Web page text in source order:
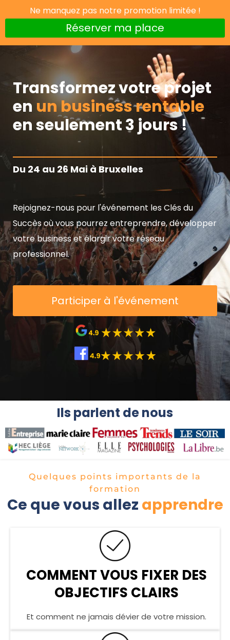
Ne manquez pas notre promotion limitée !
Réserver ma place
Transformez votre projet
en un business rentable
en seulement 3 jours !
Du 24 au 26 Mai à Bruxelles
Rejoignez-nous pour l'événement les Clés du
Succès où vous pourrez entreprendre, développer
votre business et élargir votre réseau
professionnel.
Participer à l'événement
Ils parlent de nous
Quelques points importants de la
formation
Ce que vous allez apprendre
COMMENT VOUS FIXER DES
OBJECTIFS CLAIRS
Et comment ne jamais dévier de votre mission.